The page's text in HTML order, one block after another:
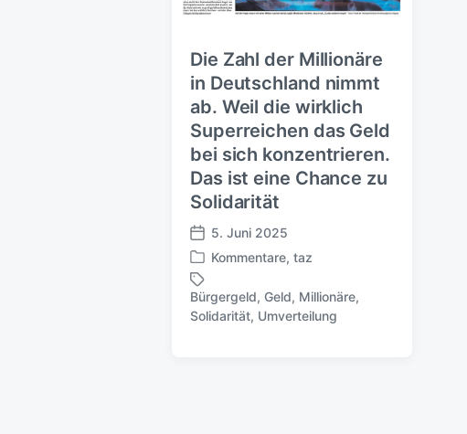
Die Zahl der Millionäre
in Deutschland nimmt
ab. Weil die wirklich
Superreichen das Geld
bei sich konzentrieren.
Das ist eine Chance zu
Solidarität
V
e
r
ö
f
5. Juni 2025
V
e
r
ö
Kommentare,taz
S
c
Bürgergeld, Geld, Millionäre,
Solidarität, Umverteilung